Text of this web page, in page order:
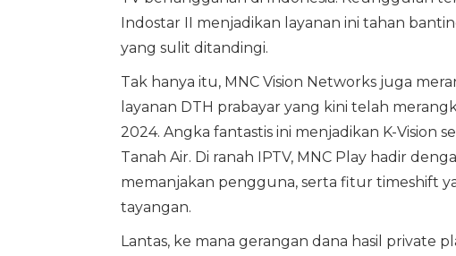
Indostar II menjadikan layanan ini tahan
yang sulit ditandingi.
Tak hanya itu, MNC Vision Networks juga
layanan DTH prabayar yang kini telah
2024. Angka fantastis ini menjadikan K-Vision
Tanah Air. Di ranah IPTV, MNC Play hadir
memanjakan pengguna, serta fitur timeshift
tayangan.
Lantas, ke mana gerangan dana hasil private